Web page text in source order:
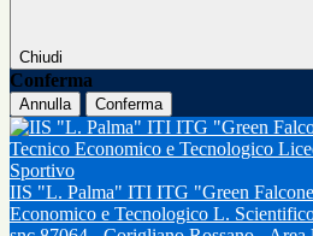
Chiudi
Conferma
Annulla Conferma
IIS "L. Palma" ITI ITG "Green
Economico e Tecnologico L.